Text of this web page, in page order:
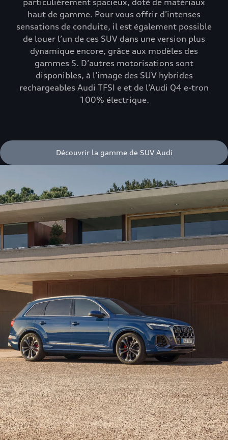
particulièrement spacieux, doté de matériaux
haut de gamme. Pour vous offrir d’intenses
sensations de conduite, il est également possible
de louer l’un de ces SUV dans une version plus
dynamique encore, grâce aux modèles des
gammes S. D’autres motorisations sont
disponibles, à l’image des SUV hybrides
rechargeables Audi TFSI e et de l’Audi Q4 e-tron
100% électrique.
Découvrir la gamme de SUV Audi